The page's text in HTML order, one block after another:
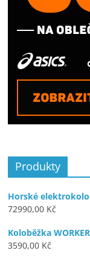
Produkty
Horské elektrokolo
72990,00 Kč
Koloběžka
3590,00 Kč